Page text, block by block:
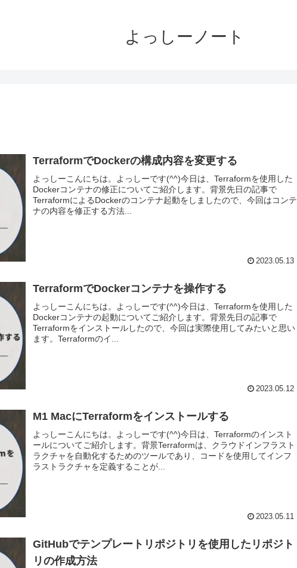
よっしーノート
TerraformでDockerの構成内容を変更する
よっしーこんにちは。よっしーです(^^)今日は、Terraformを使用した
Dockerコンテナの修正についてご紹介します。背景先日の記事で
TerraformによるDockerのコンテナ起動をしましたので、今回はコンテ
ナの内容を修正する方法...
2023.05.13
TerraformでDockerコンテナを操作する
よっしーこんにちは。よっしーです(^^)今日は、Terraformを使用した
Dockerコンテナの起動についてご紹介します。背景先日の記事で
Terraformをインストールしたので、今回は実際使用してみたいと思い
ます。Terraformのイ...
2023.05.12
M1 MacにTerraformをインストールする
よっしーこんにちは。よっしーです(^^)今日は、Terraformのインスト
ールについてご紹介します。背景Terraformは、クラウドインフラスト
ラクチャを自動化するためのツールであり、コードを使用してインフ
ラストラクチャを定義することが...
2023.05.11
GitHubでテンプレートリポジトリを使用したリポジト
リの作成方法